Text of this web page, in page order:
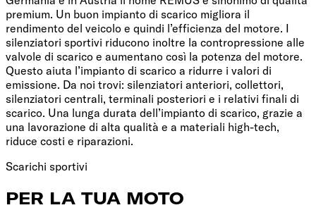
premium. Un buon impianto di scarico migliora il
rendimento del veicolo e quindi l’efficienza del motore. I
silenziatori sportivi riducono inoltre la contropressione alle
valvole di scarico e aumentano così la potenza del motore.
Questo aiuta l’impianto di scarico a ridurre i valori di
emissione. Da noi trovi: silenziatori anteriori, collettori,
silenziatori centrali, terminali posteriori e i relativi finali di
scarico. Una lunga durata dell’impianto di scarico, grazie a
una lavorazione di alta qualità e a materiali high-tech,
riduce costi e riparazioni.
Scarichi sportivi
PER LA TUA MOTO